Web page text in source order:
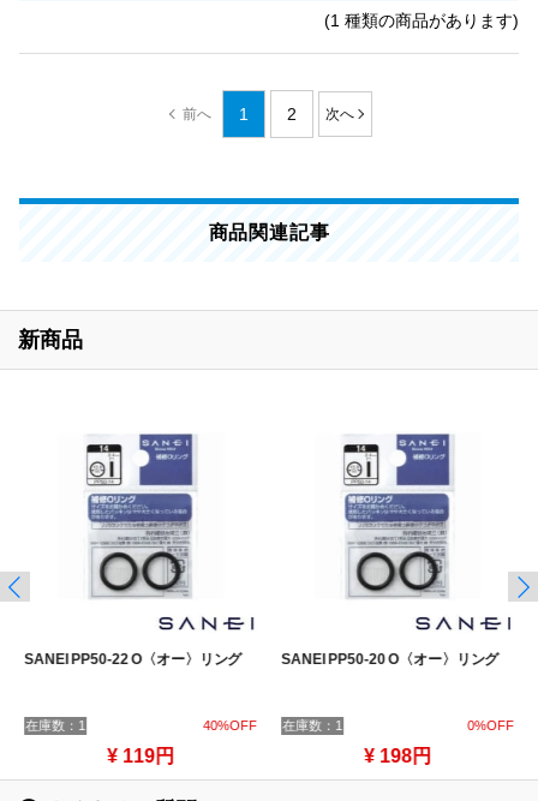
(1 種類の商品があります)
1 2
商品関連記事
新商品
SANEI PP50-22 O〈オー〉リング
在庫数：1 40%OFF
¥ 119円
SANEI PP50-20 O〈オー〉リング
在庫数：1 0%OFF
¥ 198円